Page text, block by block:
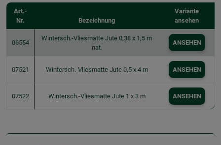
Art.-
Nr.
Bezeichnung
Variante
ansehen
06554
Wintersch.-Vliesmatte Jute 0,38 x 1,5 m
nat.
ANSEHEN
07521 Wintersch.-Vliesmatte Jute 0,5 x 4 m ANSEHEN
07522 Wintersch.-Vliesmatte Jute 1 x 3 m ANSEHEN